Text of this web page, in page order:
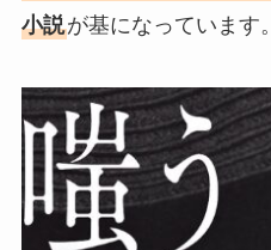
小説が基になっています。